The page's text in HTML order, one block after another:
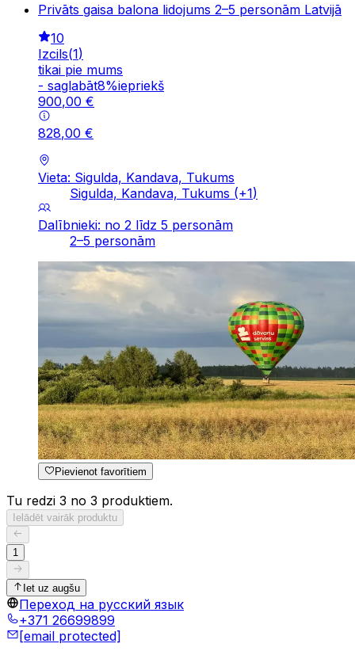
Privāts gaisa balona lidojums 2–5 personām Latvijā
10
Izcils(1)
tikai pie mums
- saglabāt8%iepriekš
900,00 €
828,00 €
Vieta: Sigulda, Kandava, Tukums
Sigulda, Kandava, Tukums (+1)
Dalībnieki: no 2 līdz 5 personām
2–5 personām
Pievienot favorītiem
Tu redzi 3 no 3 produktiem.
Ielādēt vairāk produktu
1
Iet uz augšu
Переход на русский язык
+371 26699899
[email protected]